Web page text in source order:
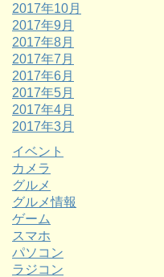
2017年10月
2017年9月
2017年8月
2017年7月
2017年6月
2017年5月
2017年4月
2017年3月
イベント
カメラ
グルメ
グルメ情報
ゲーム
スマホ
パソコン
ラジコン